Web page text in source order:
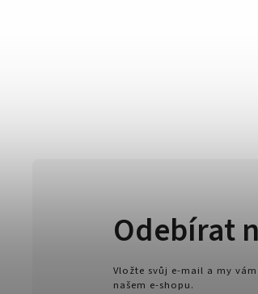
Odebírat
Vložte svůj e-mail a my
našem e-shopu.